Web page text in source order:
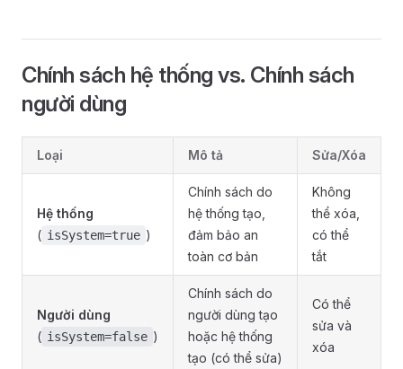
Chính sách hệ thống vs. Chính sách
người dùng
Loại Mô tả Sửa/Xóa
Hệ thống
( isSystem=true )
Chính sách do
hệ thống tạo,
đảm bảo an
toàn cơ bản
Không
thể xóa,
có thể
tắt
Người dùng
( isSystem=false )
Chính sách do
người dùng tạo
hoặc hệ thống
tạo (có thể sửa)
Có thể
sửa và
xóa